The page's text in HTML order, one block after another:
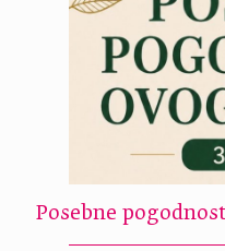
Posebne